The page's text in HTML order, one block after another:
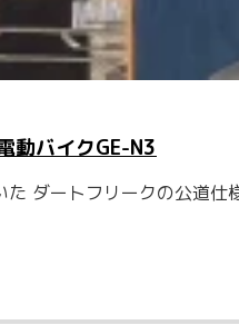
動バイクGE-N3
ダートフリークの公道